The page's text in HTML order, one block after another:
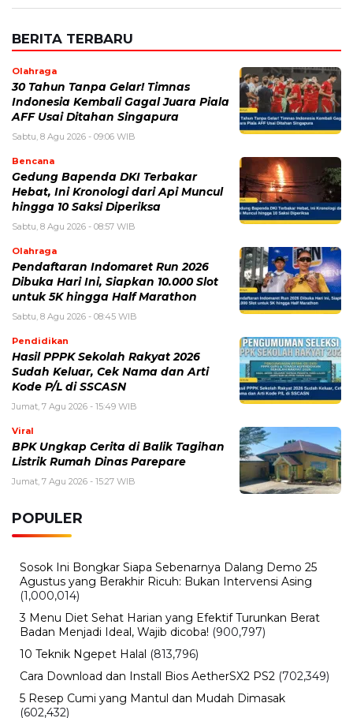
BERITA TERBARU
Olahraga
30 Tahun Tanpa Gelar! Timnas
Indonesia Kembali Gagal Juara Piala
AFF Usai Ditahan Singapura
Sabtu, 8 Agu 2026 - 09:06 WIB
Bencana
Gedung Bapenda DKI Terbakar
Hebat, Ini Kronologi dari Api Muncul
hingga 10 Saksi Diperiksa
Sabtu, 8 Agu 2026 - 08:57 WIB
Olahraga
Pendaftaran Indomaret Run 2026
Dibuka Hari Ini, Siapkan 10.000 Slot
untuk 5K hingga Half Marathon
Sabtu, 8 Agu 2026 - 08:45 WIB
Pendidikan
Hasil PPPK Sekolah Rakyat 2026
Sudah Keluar, Cek Nama dan Arti
Kode P/L di SSCASN
Jumat, 7 Agu 2026 - 15:49 WIB
Viral
BPK Ungkap Cerita di Balik Tagihan
Listrik Rumah Dinas Parepare
Jumat, 7 Agu 2026 - 15:27 WIB
POPULER
Sosok Ini Bongkar Siapa Sebenarnya Dalang Demo 25
Agustus yang Berakhir Ricuh: Bukan Intervensi Asing
(1,000,014)
3 Menu Diet Sehat Harian yang Efektif Turunkan Berat
Badan Menjadi Ideal, Wajib dicoba! (900,797)
10 Teknik Ngepet Halal (813,796)
Cara Download dan Install Bios AetherSX2 PS2 (702,349)
5 Resep Cumi yang Mantul dan Mudah Dimasak
(602,432)